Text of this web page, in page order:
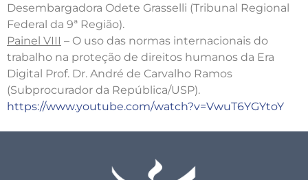
Desembargadora Odete Grasselli (Tribunal Regional
Federal da 9ª Região).
Painel VIII – O uso das normas internacionais do
trabalho na proteção de direitos humanos da Era
Digital Prof. Dr. André de Carvalho Ramos
(Subprocurador da República/USP).
https://www.youtube.com/watch?v=VwuT6YGYtoY